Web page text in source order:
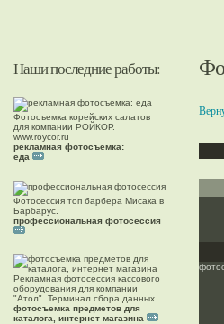
Наши последние работы:
Фотосъемка корейских салатов
для компании РОЙКОР.
www.roycor.ru
рекламная фотосъемка:
еда
Фотосессия топ барбера Мисака в
Барбарус.
профессиональная фотосессия
Рекламная фотосессия кассового
оборудования для компании
"Атол". Терминал сбора данных.
фотосъемка предметов для
каталога, интернет магазина